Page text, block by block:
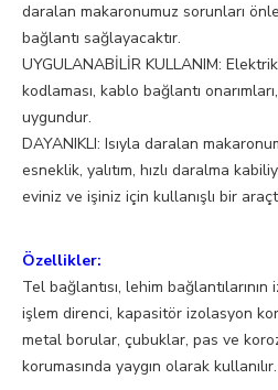
daralan makaronumuz sorunları
bağlantı sağlayacaktır.
UYGULANABİLİR KULLANIM:
kodlaması, kablo bağlantı
uygundur.
DAYANIKLI: Isıyla daralan
esneklik, yalıtım, hızlı daralma
eviniz ve işiniz için kullanışlı bir
Özellikler:
Tel bağlantısı, lehim
işlem direnci, kapasitör izolasyon
metal borular, çubuklar, pas ve
korumasında yaygın olarak kullanılır.